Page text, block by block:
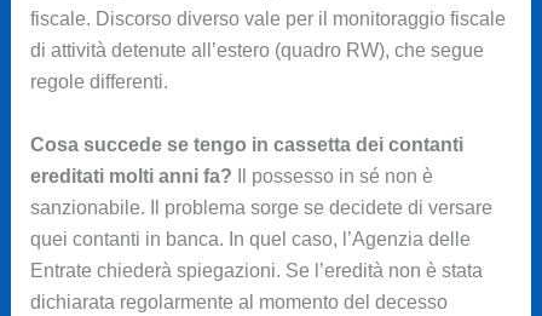
fiscale. Discorso diverso vale per il monitoraggio fiscale
di attività detenute all’estero (quadro RW), che segue
regole differenti.
Cosa succede se tengo in cassetta dei contanti
ereditati molti anni fa? Il possesso in sé non è
sanzionabile. Il problema sorge se decidete di versare
quei contanti in banca. In quel caso, l’Agenzia delle
Entrate chiederà spiegazioni. Se l’eredità non è stata
dichiarata regolarmente al momento del decesso